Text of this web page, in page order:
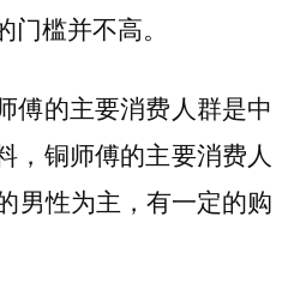
槛并不高。
傅的主要消费人群是中
，铜师傅的主要消费人
男性为主，有一定的购